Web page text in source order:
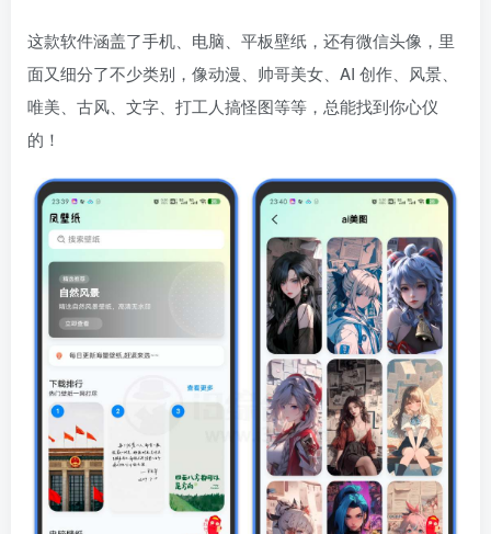
这款软件涵盖了手机、电脑、平板壁纸，还有微信头像，里
面又细分了不少类别，像动漫、帅哥美女、AI 创作、风景、
唯美、古风、文字、打工人搞怪图等等，总能找到你心仪
的！